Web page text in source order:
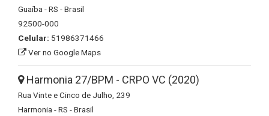
Guaíba - RS - Brasil
92500-000
Celular: 51986371466
Ver no Google Maps
Harmonia 27/BPM - CRPO VC (2020)
Rua Vinte e Cinco de Julho, 239
Harmonia - RS - Brasil